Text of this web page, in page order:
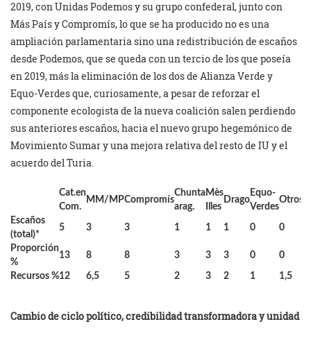
2019, con Unidas Podemos y su grupo confederal, junto con
Más País y Compromís, lo que se ha producido no es una
ampliación parlamentaria sino una redistribución de escaños
desde Podemos, que se queda con un tercio de los que poseía
en 2019, más la eliminación de los dos de Alianza Verde y
Equo-Verdes que, curiosamente, a pesar de reforzar el
componente ecologista de la nueva coalición salen perdiendo
sus anteriores escaños, hacia el nuevo grupo hegemónico de
Movimiento Sumar y una mejora relativa del resto de IU y el
acuerdo del Turia.
Cat.en
Com.
MM/MPCompromís
Chunta
arag.
Mès
Illes
Drago
Equo-
Verdes
Otros
Escaños
(total)*
5 3 3 1 1 1 0 0
Proporción
%
13 8 8 3 3 3 0 0
Recursos %12 6,5 5 2 3 2 1 1,5
Cambio de ciclo político, credibilidad transformadora y unidad